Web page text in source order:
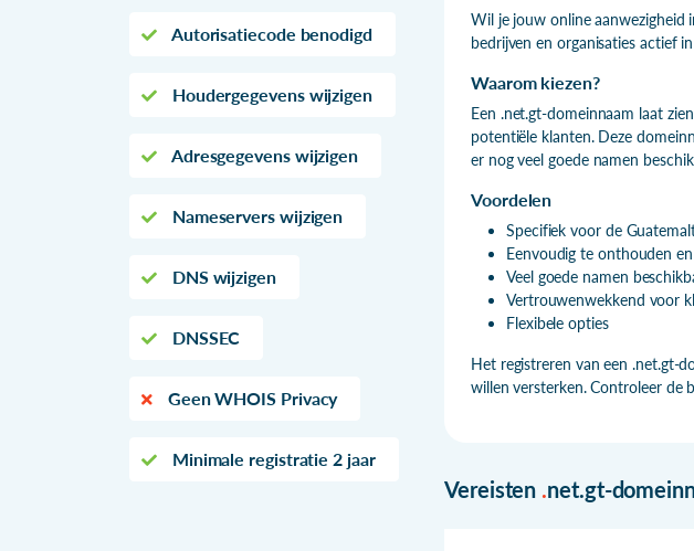
Autorisatiecode benodigd
Houdergegevens wijzigen
Adresgegevens wijzigen
Nameservers wijzigen
DNS wijzigen
DNSSEC
Geen WHOIS Privacy
Minimale registratie 2 jaar
Wil je jouw online aanwezigheid
bedrijven en organisaties actief
Waarom kiezen?
Een .net.gt-domeinnaam laat
potentiële klanten. Deze
er nog veel goede namen
Voordelen
Specifiek voor de
Eenvoudig te onthouden
Veel goede namen
Vertrouwenwekkend voor
Flexibele opties
Het registreren van een .net.gt-
willen versterken. Controleer de
Vereisten .net.gt-